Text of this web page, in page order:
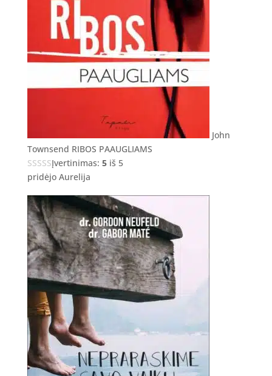
John
Townsend RIBOS PAAUGLIAMS
Įvertinimas: 5iš 5
pridėjo Aurelija